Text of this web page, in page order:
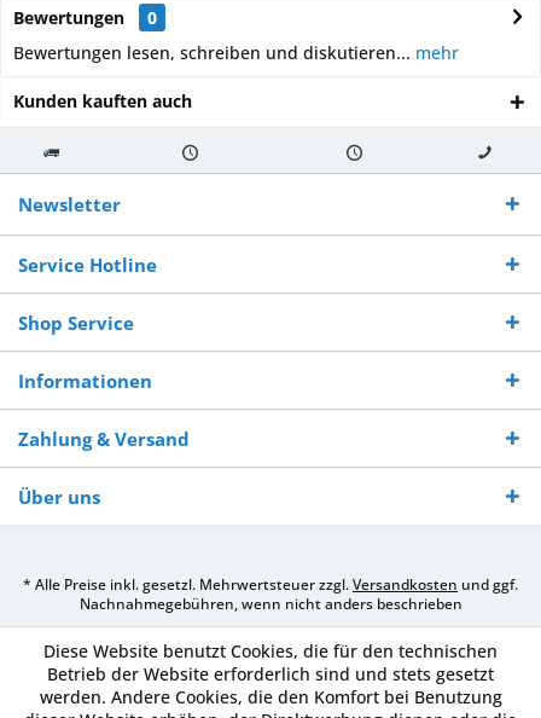
Bewertungen
0
Bewertungen lesen, schreiben und diskutieren... mehr
Kunden kauften auch
Kostenloser
Versand ab €
250,-
Versand innerhalb von Versand von So erreichen
Sie uns 0160
970 511 90
Newsletter
Service Hotline
Shop Service
Informationen
Zahlung & Versand
Über uns
* Alle Preise inkl. gesetzl. Mehrwertsteuer zzgl.Versandkosten und ggf.
Nachnahmegebühren, wenn nicht anders beschrieben
Diese Website benutzt Cookies, die für den technischen
Betrieb der Website erforderlich sind und stets gesetzt
werden. Andere Cookies, die den Komfort bei Benutzung